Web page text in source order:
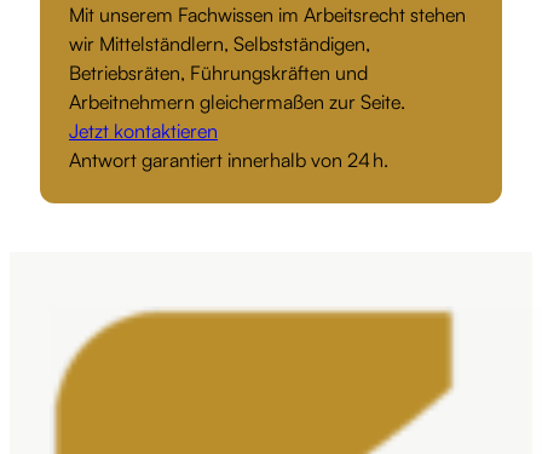
Mit unserem Fachwissen im Arbeitsrecht stehen
wir Mittelständlern, Selbstständigen,
Betriebsräten, Führungskräften und
Arbeitnehmern gleichermaßen zur Seite.
Jetzt kontaktieren
Antwort garantiert innerhalb von 24 h.